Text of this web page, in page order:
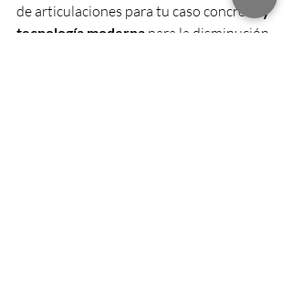
de articulaciones para tu caso concreto
y
tecnología moderna para la disminución